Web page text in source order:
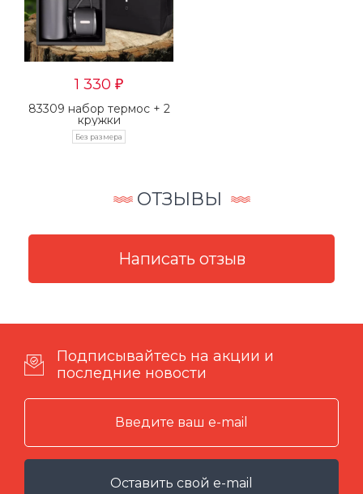
1 330 ₽
83309 набор термос + 2
кружки
Без размера
ОТЗЫВЫ
Подписывайтесь на акции и
последние новости
Оставить свой e-mail